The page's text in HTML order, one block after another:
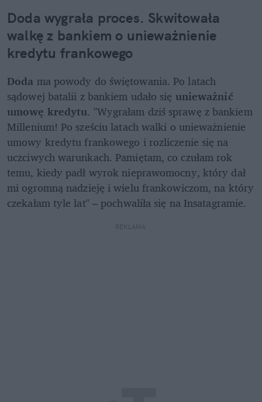
Doda wygrała proces. Skwitowała
walkę z bankiem o unieważnienie
kredytu frankowego
Doda ma powody do świętowania. Po latach
sądowej batalii z bankiem udało się unieważnić
umowę kredytu. "Wygrałam dziś sprawę z bankiem
Millenium! Po sześciu latach walki o unieważnienie
umowy kredytu frankowego i rozliczenie się na
uczciwych warunkach. Pamiętam, co czułam rok
temu, kiedy padł wyrok nieprawomocny, który dał
mi ogromną nadzieję i wielu frankowiczom, na który
czekałam tyle lat" – pochwaliła się na Insatagramie.
REKLAMA